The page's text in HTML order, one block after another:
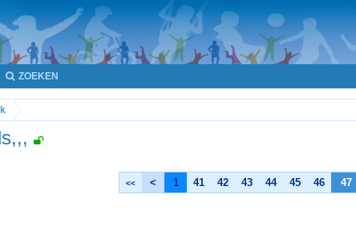
ZOEKEN
<< < 1 41 42 43 44 45 46 47